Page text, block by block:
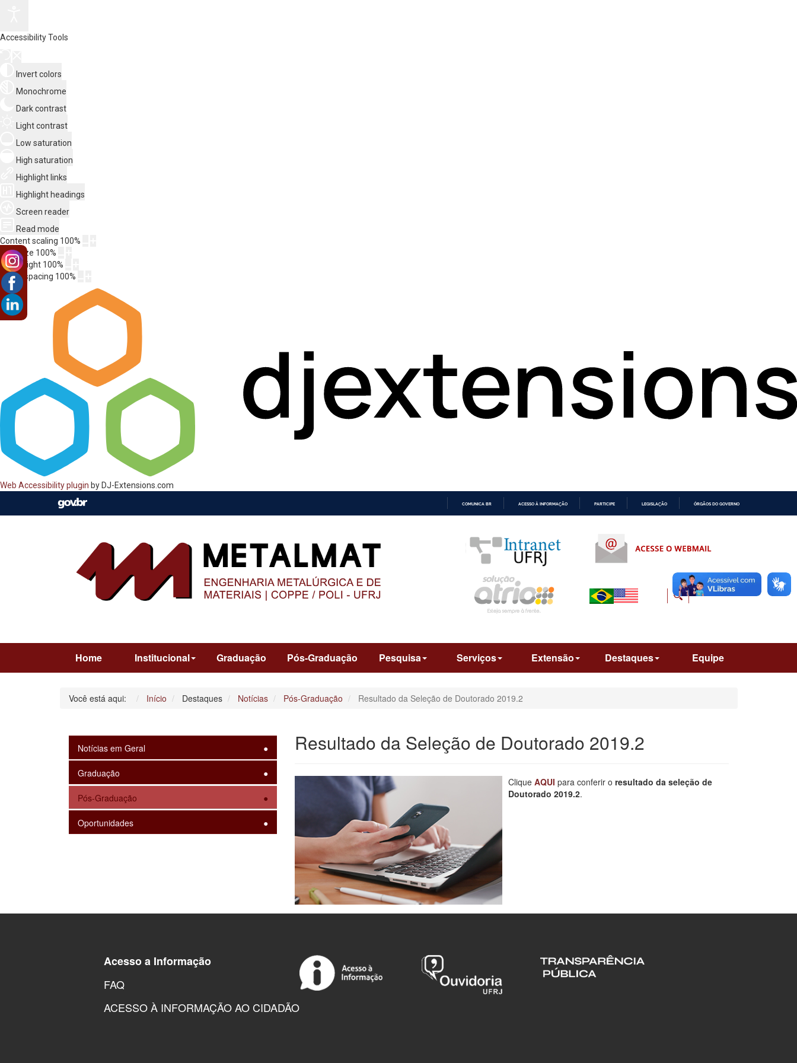
Accessibility Tools
Invert colors
Monochrome
Dark contrast
Light contrast
Low saturation
High saturation
Highlight links
Highlight headings
Screen reader
Read mode
Content scaling 100%
Font size 100%
Line height 100%
Letter spacing 100%
Web Accessibility plugin by DJ-Extensions.com
COMUNICA BR ACESSO À INFORMAÇÃO PARTICIPE LEGISLAÇÃO ÓRGÃOS DO GOVERNO
Home Institucional Graduação Pós-Graduação Pesquisa Serviços Extensão Destaques Equipe
Você está aqui: Início Destaques Notícias Pós-Graduação Resultado da Seleção de Doutorado 2019.2
Notícias em Geral
Graduação
Pós-Graduação
Oportunidades
Resultado da Seleção de Doutorado 2019.2
Clique AQUI para conferir o resultado da seleção de
Doutorado 2019.2.
Acesso a Informação
FAQ
ACESSO À INFORMAÇÃO AO CIDADÃO